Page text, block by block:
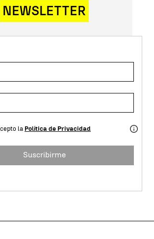
NEWSLETTER
la Política de Privacidad
Suscribirme